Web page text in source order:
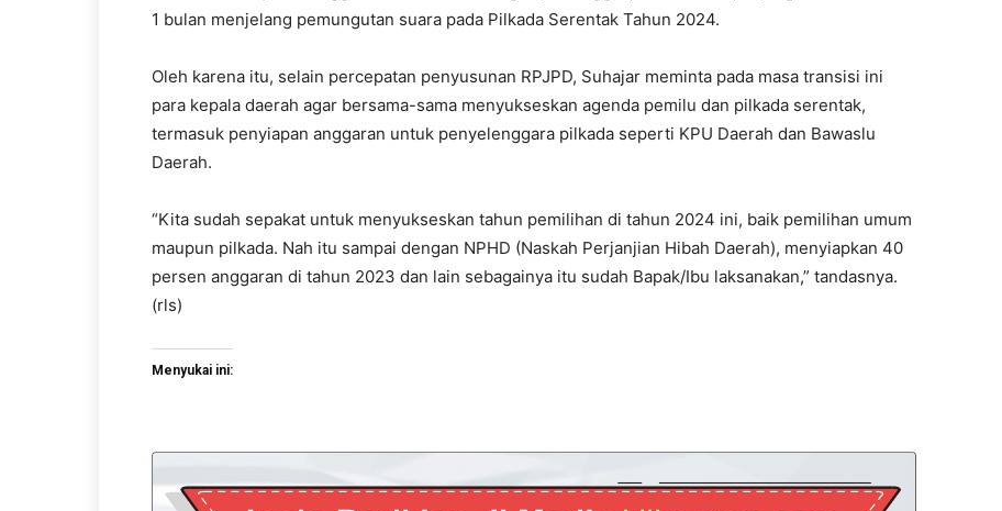
1 bulan menjelang pemungutan suara pada Pilkada Serentak Tahun 2024.
Oleh karena itu, selain percepatan penyusunan RPJPD, Suhajar meminta pada masa transisi ini
para kepala daerah agar bersama-sama menyukseskan agenda pemilu dan pilkada serentak,
termasuk penyiapan anggaran untuk penyelenggara pilkada seperti KPU Daerah dan Bawaslu
Daerah.
“Kita sudah sepakat untuk menyukseskan tahun pemilihan di tahun 2024 ini, baik pemilihan umum
maupun pilkada. Nah itu sampai dengan NPHD (Naskah Perjanjian Hibah Daerah), menyiapkan 40
persen anggaran di tahun 2023 dan lain sebagainya itu sudah Bapak/Ibu laksanakan,” tandasnya.
(rls)
Menyukai ini: